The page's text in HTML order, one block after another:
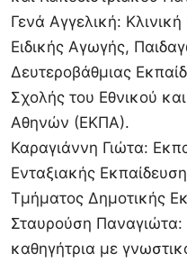
Γενά Αγγελική:
Ειδικής Αγωγής,
Δευτεροβάθμιας
Σχολής του Εθνικού
Αθηνών (ΕΚΠΑ).
Καραγιάννη Γιώτα:
Ενταξιακής
Τμήματος Δημοτικής
Σταυρούση
καθηγήτρια με